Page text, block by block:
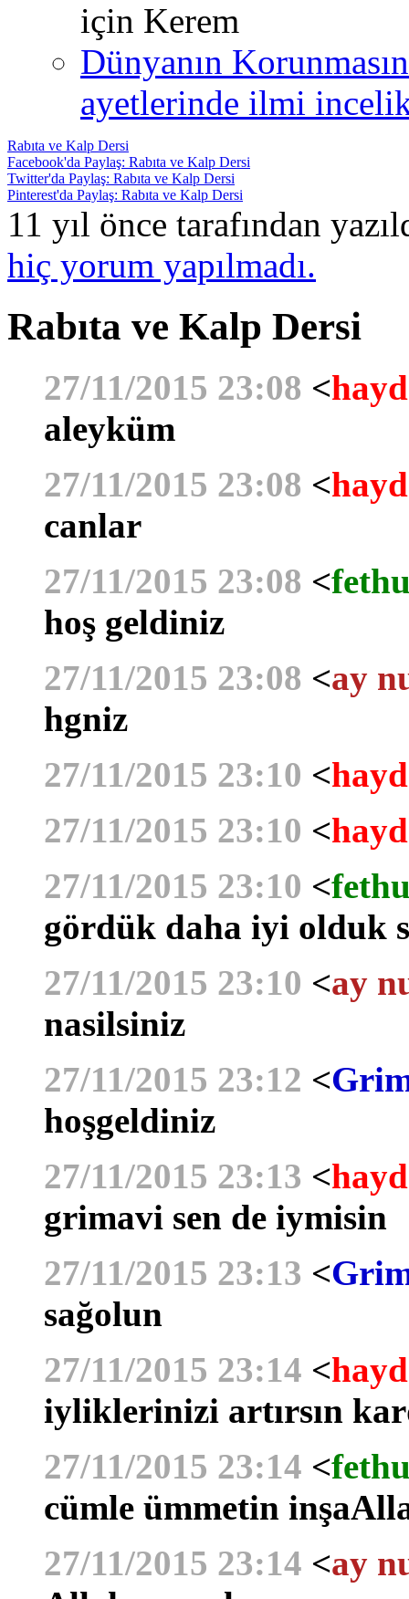
için Kerem
Dünyanın
ayetlerinde ilmi
Rabıta ve Kalp Dersi
Facebook'da Paylaş: Rabıta ve Kalp Dersi
Twitter'da Paylaş: Rabıta ve Kalp Dersi
Pinterest'da Paylaş: Rabıta ve Kalp Dersi
11 yıl önce tarafından
hiç yorum yapılmadı.
Rabıta ve Kalp Dersi
27/11/2015 23:08 <
aleyküm
27/11/2015 23:08 <
canlar
27/11/2015 23:08 <
hoş geldiniz
27/11/2015 23:08 <ay
hgniz
27/11/2015 23:10 <
27/11/2015 23:10 <
27/11/2015 23:10 <
gördük daha iyi olduk
27/11/2015 23:10 <ay
nasilsiniz
27/11/2015 23:12 <
hoşgeldiniz
27/11/2015 23:13 <
grimavi sen de iymisin
27/11/2015 23:13 <
sağolun
27/11/2015 23:14 <
iyliklerinizi artırsın
27/11/2015 23:14 <
cümle ümmetin
27/11/2015 23:14 <ay